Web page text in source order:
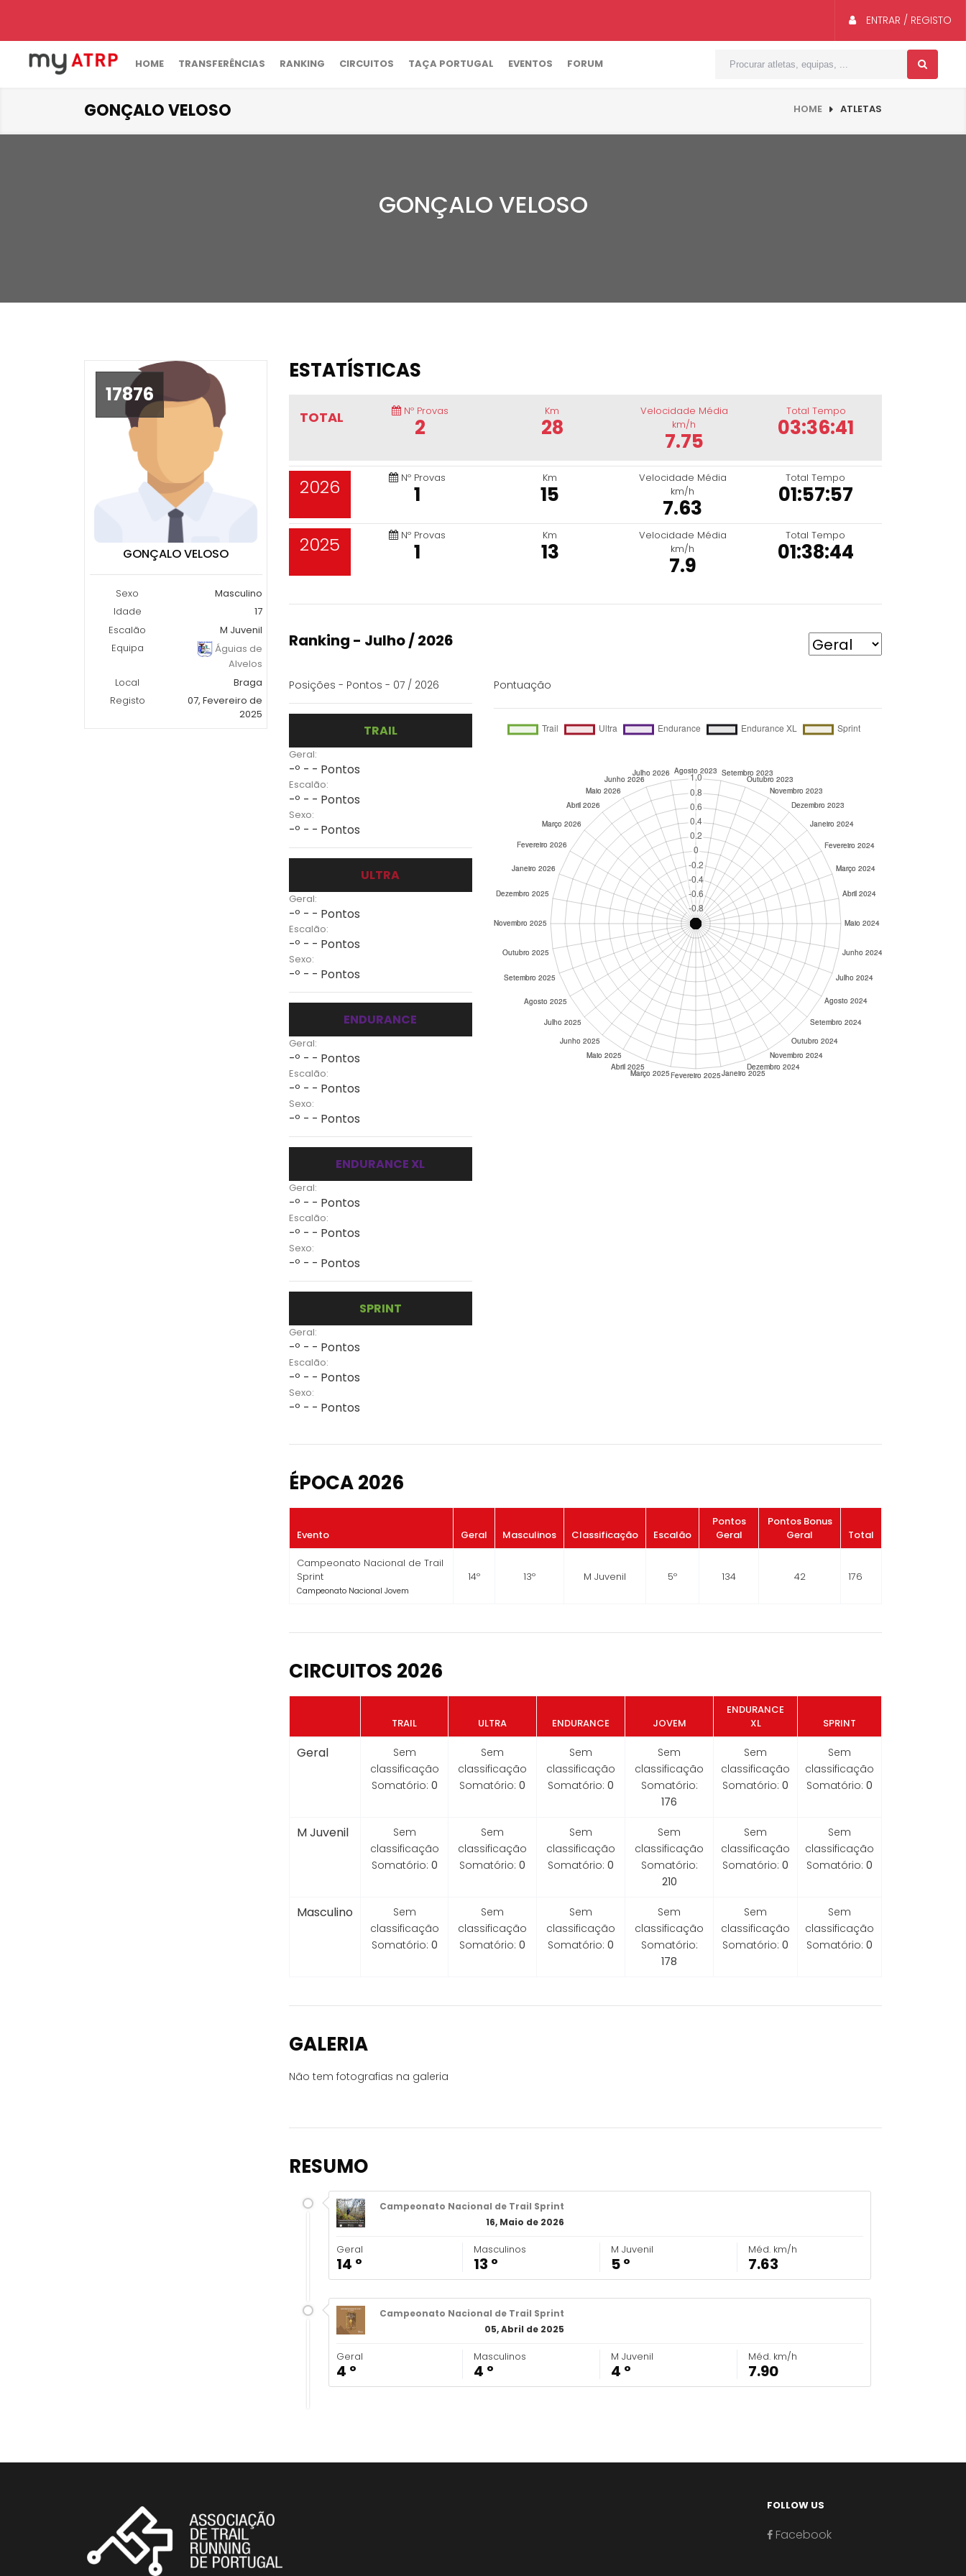
ENTRAR / REGISTO
HOME TRANSFERÊNCIAS RANKING CIRCUITOS TAÇA PORTUGAL EVENTOS FORUM
GONÇALO VELOSO HOME ATLETAS
GONÇALO VELOSO
17876
GONÇALO VELOSO
Sexo
Masculino
Idade
17
Escalão
M Juvenil
Equipa
Águias de
Alvelos
Local
Braga
Registo
07, Fevereiro de
2025
ESTATÍSTICAS
TOTAL Nº Provas
2
Km
28
Velocidade Média
km/h
7.75
Total Tempo
03:36:41
2026 Nº Provas
1
Km
15
Velocidade Média
km/h
7.63
Total Tempo
01:57:57
2025 Nº Provas
1
Km
13
Velocidade Média
km/h
7.9
Total Tempo
01:38:44
Ranking - Julho / 2026
Posições - Pontos - 07 / 2026
TRAIL
Geral:
-º - - Pontos
Escalão:
-º - - Pontos
Sexo:
-º - - Pontos
ULTRA
Geral:
-º - - Pontos
Escalão:
-º - - Pontos
Sexo:
-º - - Pontos
ENDURANCE
Geral:
-º - - Pontos
Escalão:
-º - - Pontos
Sexo:
-º - - Pontos
ENDURANCE XL
Geral:
-º - - Pontos
Escalão:
-º - - Pontos
Sexo:
-º - - Pontos
SPRINT
Geral:
-º - - Pontos
Escalão:
-º - - Pontos
Sexo:
-º - - Pontos
Pontuação
ÉPOCA 2026
Evento Geral Masculinos Classificação Escalão
Pontos
Geral
Pontos Bonus
Geral
Total
Campeonato Nacional de Trail
Sprint
Campeonato Nacional Jovem
14º 13º M Juvenil 5º 134 42 176
CIRCUITOS 2026
TRAIL ULTRA ENDURANCE JOVEM
ENDURANCE
XL
SPRINT
Geral
Sem
classificação
Somatório: 0
Sem
classificação
Somatório: 0
Sem
classificação
Somatório: 0
Sem
classificação
Somatório:
176
Sem
classificação
Somatório: 0
Sem
classificação
Somatório: 0
M Juvenil
Sem
classificação
Somatório: 0
Sem
classificação
Somatório: 0
Sem
classificação
Somatório: 0
Sem
classificação
Somatório:
210
Sem
classificação
Somatório: 0
Sem
classificação
Somatório: 0
Masculino
Sem
classificação
Somatório: 0
Sem
classificação
Somatório: 0
Sem
classificação
Somatório: 0
Sem
classificação
Somatório:
178
Sem
classificação
Somatório: 0
Sem
classificação
Somatório: 0
GALERIA
Não tem fotografias na galeria
RESUMO
Campeonato Nacional de Trail Sprint
16, Maio de 2026
Geral
14 º
Masculinos
13 º
M Juvenil
5 º
Méd. km/h
7.63
Campeonato Nacional de Trail Sprint
05, Abril de 2025
Geral
4 º
Masculinos
4 º
M Juvenil
4 º
Méd. km/h
7.90
FOLLOW US
Facebook